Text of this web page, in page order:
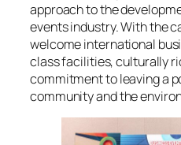
approach to the
events industry. With the
welcome international
class facilities, culturally
commitment to leaving a
community and the